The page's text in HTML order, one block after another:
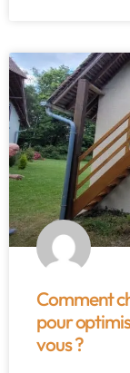
Comment
pour
vous ?